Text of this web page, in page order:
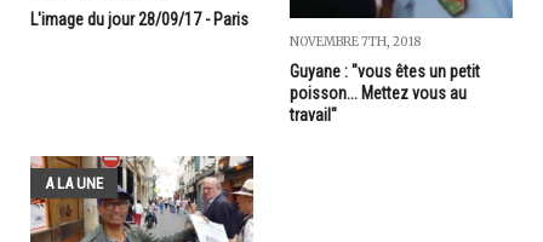
L'image du jour 28/09/17 - Paris
NOVEMBRE 7TH, 2018
Guyane : "vous êtes un petit
poisson... Mettez vous au
travail"
A LA UNE